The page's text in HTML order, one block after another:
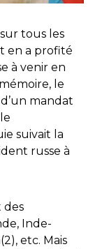
tous les
en a profité
à venir en
le
mandat
suivait la
russe à
des
Inde-
etc. Mais